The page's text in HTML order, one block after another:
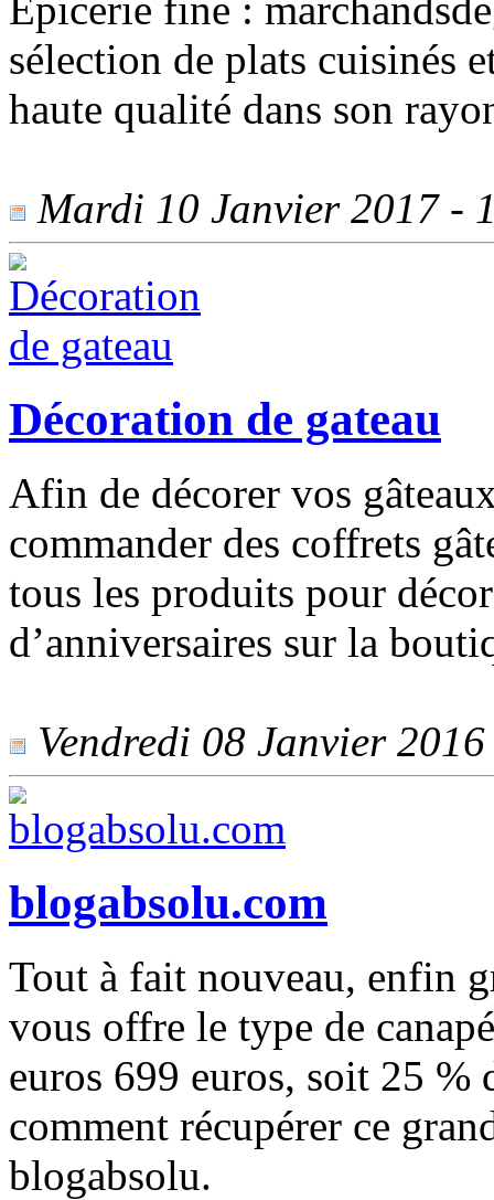
sélection de plats cuisinés
haute qualité dans son
Mardi 10 Janvier 2017 -
Décoration de gateau
Afin de décorer vos
commander des coffrets
tous les produits pour
d’anniversaires sur la
Vendredi 08 Janvier
blogabsolu.com
Tout à fait nouveau, enfin
vous offre le type de
euros 699 euros, soit 25 %
comment récupérer ce
blogabsolu.